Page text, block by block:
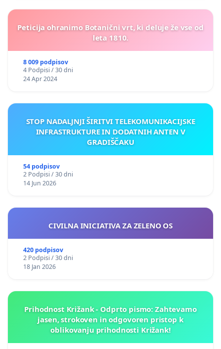
Peticija ohranimo Botanični vrt, ki deluje že vse od
leta 1810.
8 009 podpisov
4 Podpisi / 30 dni
24 Apr 2024
STOP NADALJNJI ŠIRITVI TELEKOMUNIKACIJSKE
INFRASTRUKTURE IN DODATNIH ANTEN V
GRADIŠČAKU
54 podpisov
2 Podpisi / 30 dni
14 Jun 2026
CIVILNA INICIATIVA ZA ZELENO OS
420 podpisov
2 Podpisi / 30 dni
18 Jan 2026
Prihodnost Križank - Odprto pismo: Zahtevamo
jasen, strokoven in odgovoren pristop k
oblikovanju prihodnosti Križank!